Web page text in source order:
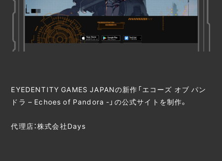
EYEDENTITY GAMES JAPANの新作「エコーズ オブ パン
ドラ – Echoes of Pandora -」の公式サイトを制作。
代理店：株式会社Days